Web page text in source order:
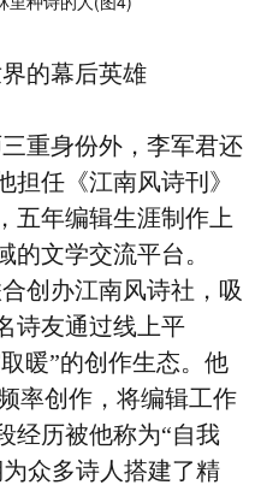
的幕后英雄
重身份外，李军君还
担任《江南风诗刊》
五年编辑生涯制作上
的文学交流平台。
创办江南风诗社，吸
诗友通过线上平
暖”的创作生态。他
率创作，将编辑工作
经历被他称为“自我
众多诗人搭建了精